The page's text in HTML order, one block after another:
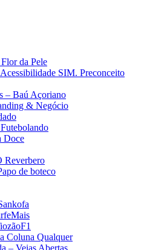
da Pele
SIM. Preconceito
– Baú Açoriano
& Negócio
Doce
Reverbero
de boteco
Coluna Qualquer
– Veias Abertas